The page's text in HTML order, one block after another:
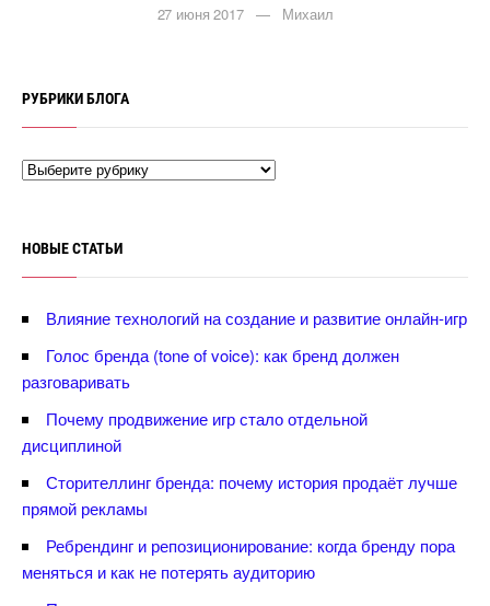
27 июня 2017 — Михаил
РУБРИКИ БЛОГА
НОВЫЕ СТАТЬИ
лияние технологий на создание и развитие онлайн-игр
Голос бренда (tone of voice): как бренд должен
разговаривать
Почему продвижение игр стало отдельной
дисциплиной
Сторителлинг бренда: почему история продаёт лучше
прямой рекламы
Ребрендинг и репозиционирование: когда бренду пора
меняться и как не потерять аудиторию